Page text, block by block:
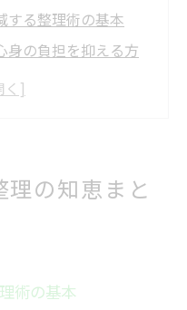
する整理術の基本
身の負担を抑える方
品整理のコツ
の知恵まと
術の基本